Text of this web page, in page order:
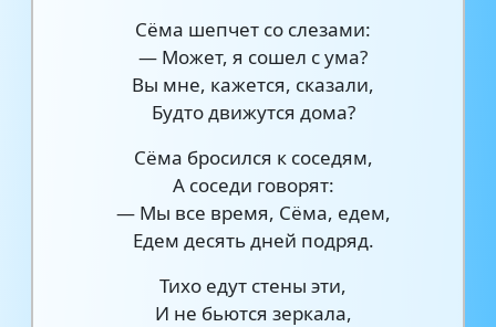
Сёма шепчет со слезами:
— Может, я сошел с ума?
Вы мне, кажется, сказали,
Будто движутся дома?
Сёма бросился к соседям,
А соседи говорят:
— Мы все время, Сёма, едем,
Едем десять дней подряд.
Тихо едут стены эти,
И не бьются зеркала,